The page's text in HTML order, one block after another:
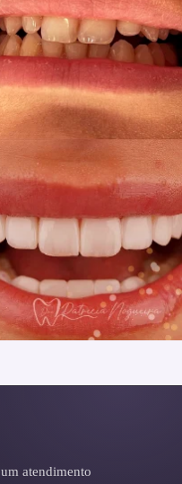
atendimento